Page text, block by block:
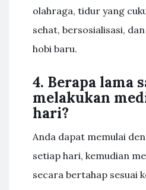
olahraga, tidur yang
sehat, bersosialisasi,
hobi baru.
4. Berapa lama
melakukan
hari?
Anda dapat memulai
setiap hari, kemudian
secara bertahap sesuai